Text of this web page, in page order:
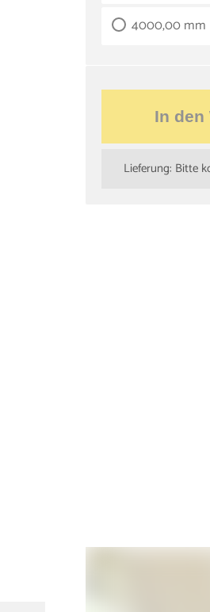
4000,00 mm
In den
Lieferung: Bitte